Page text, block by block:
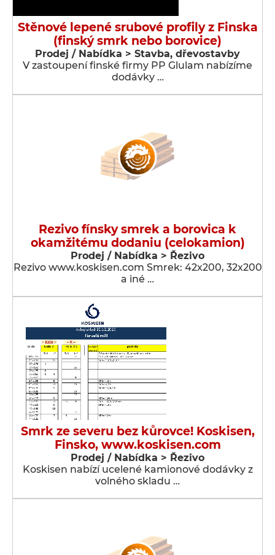
Stěnové lepené srubové profily z Finska
(finský smrk nebo borovice)
Prodej / Nabídka > Stavba, dřevostavby
V zastoupení finské firmy PP Glulam nabízíme
dodávky …
Rezivo fínsky smrek a borovica k
okamžitému dodaniu (celokamion)
Prodej / Nabídka > Řezivo
Rezivo www.koskisen.com Smrek: 42x200, 32x200
a iné …
Smrk ze severu bez kůrovce! Koskisen,
Finsko, www.koskisen.com
Prodej / Nabídka > Řezivo
Koskisen nabízí ucelené kamionové dodávky z
volného skladu …